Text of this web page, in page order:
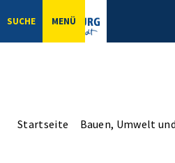
SUCHE MENÜ
Startseite Bauen, Umwelt